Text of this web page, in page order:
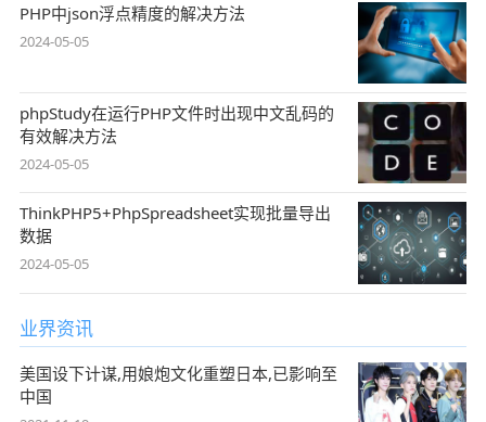
PHP中json浮点精度的解决方法
2024-05-05
phpStudy在运行PHP文件时出现中文乱码的
有效解决方法
2024-05-05
ThinkPHP5+PhpSpreadsheet实现批量导出
数据
2024-05-05
业界资讯
美国设下计谋,用娘炮文化重塑日本,已影响至
中国